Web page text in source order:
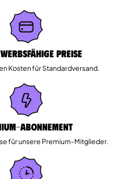
Preise
Kosten für Standardversand.
Abonnement
für unsere Premium-Mitglieder.